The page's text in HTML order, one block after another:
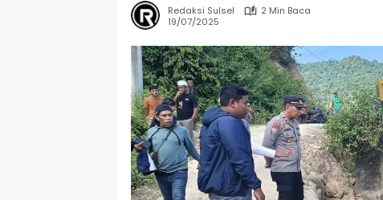
Redaksi Sulsel
2 Min Baca
19/07/2025